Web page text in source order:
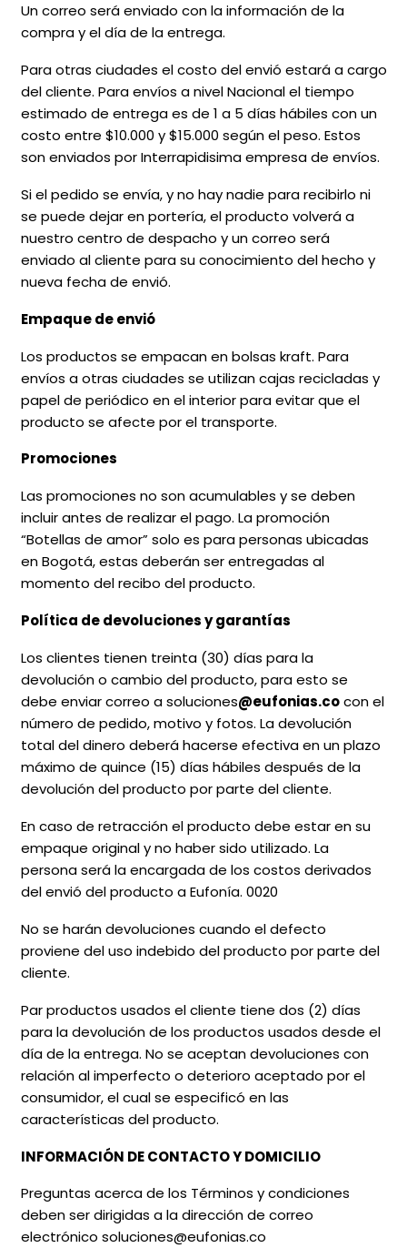
Un correo será enviado con la información de la
compra y el día de la entrega.
Para otras ciudades el costo del envió estará a cargo
del cliente. Para envíos a nivel Nacional el tiempo
estimado de entrega es de 1 a 5 días hábiles con un
costo entre $10.000 y $15.000 según el peso. Estos
son enviados por Interrapidisima empresa de envíos.
Si el pedido se envía, y no hay nadie para recibirlo ni
se puede dejar en portería, el producto volverá a
nuestro centro de despacho y un correo será
enviado al cliente para su conocimiento del hecho y
nueva fecha de envió.
Empaque de envió
Los productos se empacan en bolsas kraft. Para
envíos a otras ciudades se utilizan cajas recicladas y
papel de periódico en el interior para evitar que el
producto se afecte por el transporte.
Promociones
Las promociones no son acumulables y se deben
incluir antes de realizar el pago. La promoción
“Botellas de amor” solo es para personas ubicadas
en Bogotá, estas deberán ser entregadas al
momento del recibo del producto.
Política de devoluciones y garantías
Los clientes tienen treinta (30) días para la
devolución o cambio del producto, para esto se
debe enviar correo a soluciones@eufonias.cocon el
número de pedido, motivo y fotos. La devolución
total del dinero deberá hacerse efectiva en un plazo
máximo de quince (15) días hábiles después de la
devolución del producto por parte del cliente.
En caso de retracción el producto debe estar en su
empaque original y no haber sido utilizado. La
persona será la encargada de los costos derivados
del envió del producto a Eufonía. 0020
No se harán devoluciones cuando el defecto
proviene del uso indebido del producto por parte del
cliente.
Par productos usados el cliente tiene dos (2) días
para la devolución de los productos usados desde el
día de la entrega. No se aceptan devoluciones con
relación al imperfecto o deterioro aceptado por el
consumidor, el cual se especificó en las
características del producto.
INFORMACIÓN DE CONTACTO Y DOMICILIO
Preguntas acerca de los Términos y condiciones
deben ser dirigidas a la dirección de correo
electrónico soluciones@eufonias.co